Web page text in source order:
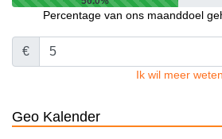
Percentage van ons maanddoel
€
Ik wil meer weten
Geo Kalender